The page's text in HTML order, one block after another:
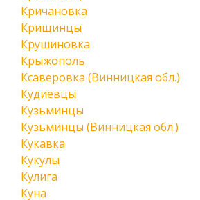
Кричановка
Крищинцы
Крушиновка
Крыжополь
Ксаверовка (Винницкая обл.)
Кудиевцы
Кузьминцы
Кузьминцы (Винницкая обл.)
Кукавка
Кукулы
Кулига
Куна